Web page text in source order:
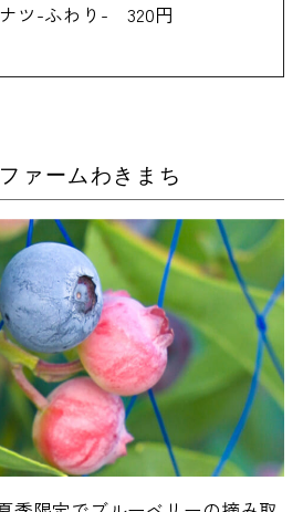
ツ-ふわり- 320円
ァームわきまち